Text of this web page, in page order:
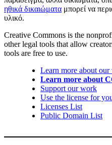
ηθικά δικαιώματα μπορεί να
υλικό.
Creative Commons is the
other legal tools that allow
tools are free to use.
Learn more about
Learn more about
Support our work
Use the license for
Licenses List
Public Domain List